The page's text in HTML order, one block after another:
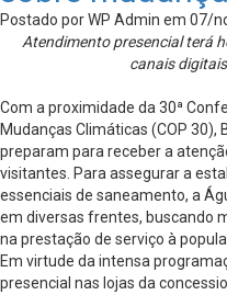
Postado por WP Admin em 07/
Atendimento presencial terá
canais
Com a proximidade da 30ª
Mudanças Climáticas (COP 30),
preparam para receber a
visitantes. Para assegurar a
essenciais de saneamento, a
em diversas frentes, buscando
na prestação de serviço à
Em virtude da intensa
presencial nas lojas da